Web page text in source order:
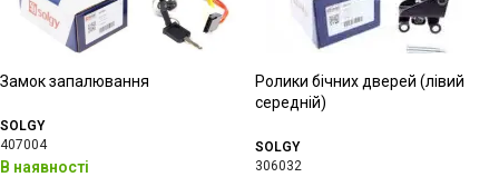
Замок запалювання
SOLGY
407004
В наявності
Ролики бічних дверей (лівий
середній)
SOLGY
306032